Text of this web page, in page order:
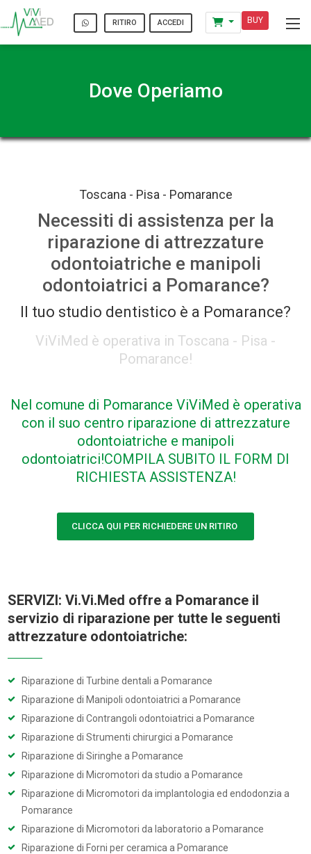
RITIRO ACCEDI BUY
Dove Operiamo
Toscana - Pisa - Pomarance
Necessiti di assistenza per la
riparazione di attrezzature
odontoiatriche e manipoli
odontoiatrici a Pomarance?
Il tuo studio dentistico è a Pomarance?
ViViMed è operativa in Toscana - Pisa -
Pomarance!
Nel comune di Pomarance ViViMed è operativa
con il suo centro riparazione di attrezzature
odontoiatriche e manipoli
odontoiatrici!COMPILA SUBITO IL FORM DI
RICHIESTA ASSISTENZA!
CLICCA QUI PER RICHIEDERE UN RITIRO
SERVIZI: Vi.Vi.Med offre a Pomarance il
servizio di riparazione per tutte le seguenti
attrezzature odontoiatriche:
Riparazione di Turbine dentali a Pomarance
Riparazione di Manipoli odontoiatrici a Pomarance
Riparazione di Contrangoli odontoiatrici a Pomarance
Riparazione di Strumenti chirurgici a Pomarance
Riparazione di Siringhe a Pomarance
Riparazione di Micromotori da studio a Pomarance
Riparazione di Micromotori da implantologia ed endodonzia a
Pomarance
Riparazione di Micromotori da laboratorio a Pomarance
Riparazione di Forni per ceramica a Pomarance